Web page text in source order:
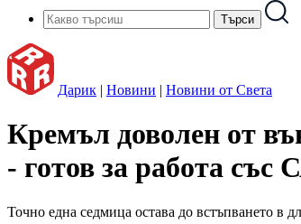
Дарик | Новини | Новини от Света
Кремъл доволен от
- готов за работа
Точно една седмица остава до встъпването в